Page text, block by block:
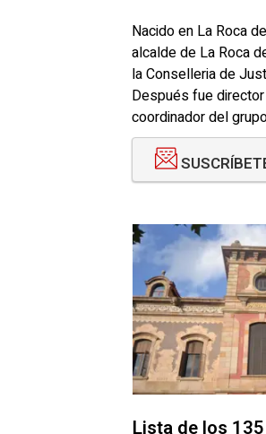
Nacido en La Roca
alcalde de La Roca
la Conselleria de
Después fue
coordinador del
Lista de los